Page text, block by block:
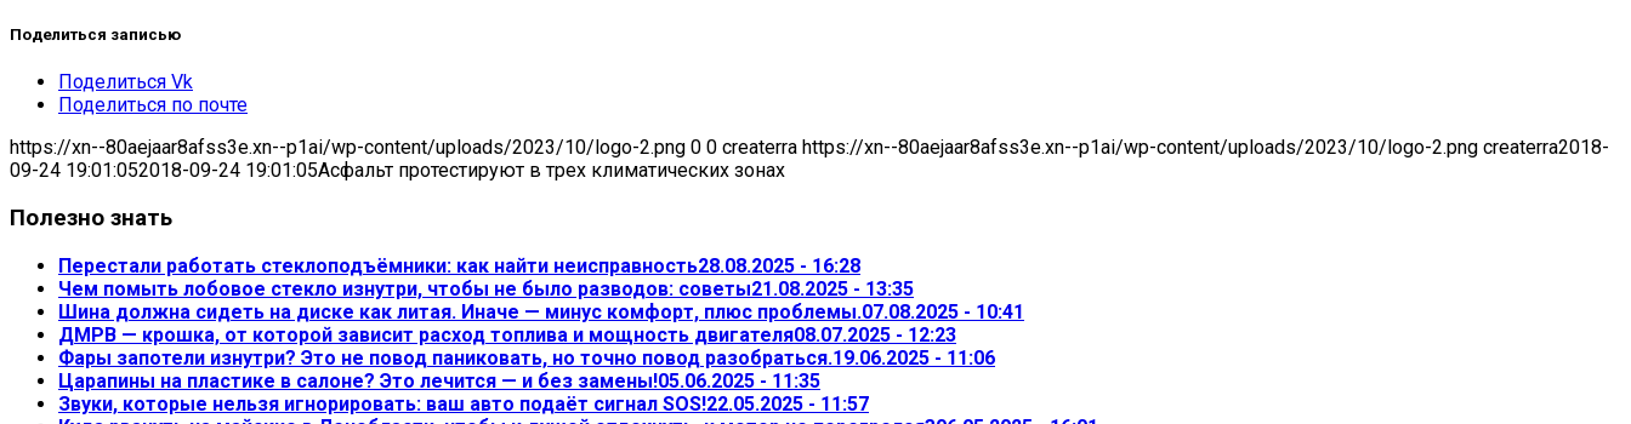
Поделиться записью
Поделиться Vk
Поделиться по почте
https://xn--80aejaar8afss3e.xn--p1ai/wp-content/uploads/2023/10/logo-2.png 0 0 createrra https://xn--80aejaar8afss3e.xn--p1ai/wp-content/uploads/2023/10/logo-2.png createrra2018-
09-24 19:01:052018-09-24 19:01:05Асфальт протестируют в трех климатических зонах
Полезно знать
Перестали работать стеклоподъёмники: как найти неисправность28.08.2025 - 16:28
Чем помыть лобовое стекло изнутри, чтобы не было разводов: советы21.08.2025 - 13:35
Шина должна сидеть на диске как литая. Иначе — минус комфорт, плюс проблемы.07.08.2025 - 10:41
ДМРВ — крошка, от которой зависит расход топлива и мощность двигателя08.07.2025 - 12:23
Фары запотели изнутри? Это не повод паниковать, но точно повод разобраться.19.06.2025 - 11:06
Царапины на пластике в салоне? Это лечится — и без замены!05.06.2025 - 11:35
Звуки, которые нельзя игнорировать: ваш авто подаёт сигнал SOS!22.05.2025 - 11:57